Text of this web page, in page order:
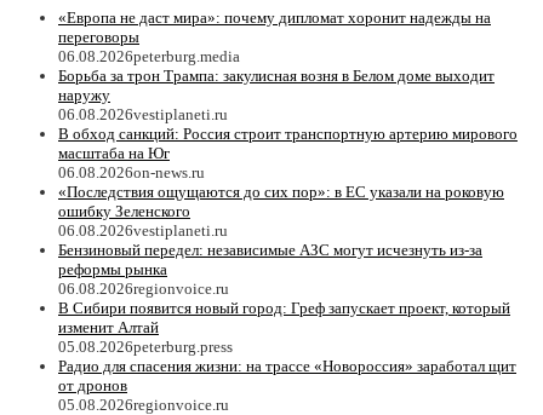
«Европа не даст мира»: почему дипломат хоронит надежды на
переговоры
06.08.2026peterburg.media
Борьба за трон Трампа: закулисная возня в Белом доме выходит
наружу
06.08.2026vestiplaneti.ru
В обход санкций: Россия строит транспортную артерию мирового
масштаба на Юг
06.08.2026on-news.ru
«Последствия ощущаются до сих пор»: в ЕС указали на роковую
ошибку Зеленского
06.08.2026vestiplaneti.ru
Бензиновый передел: независимые АЗС могут исчезнуть из-за
реформы рынка
06.08.2026regionvoice.ru
В Сибири появится новый город: Греф запускает проект, который
изменит Алтай
05.08.2026peterburg.press
Радио для спасения жизни: на трассе «Новороссия» заработал щит
от дронов
05.08.2026regionvoice.ru